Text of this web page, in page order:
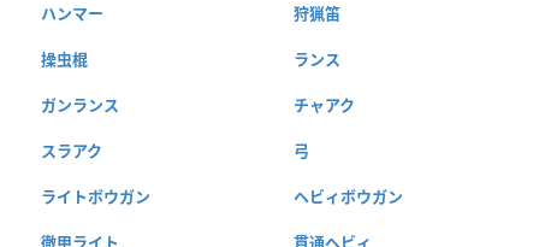
ハンマー 狩猟笛
操虫棍 ランス
ガンランス チャアク
スラアク 弓
ライトボウガン ヘビィボウガン
徹甲ライト 貫通ヘビィ